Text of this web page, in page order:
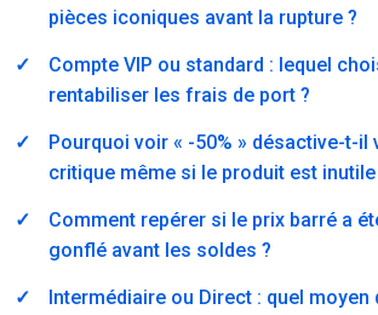
pièces iconiques avant la rupture ?
Compte VIP ou standard : lequel
rentabiliser les frais de port ?
Pourquoi voir « -50% » désactive-t-il
critique même si le produit est inutile
Comment repérer si le prix barré a
gonflé avant les soldes ?
Intermédiaire ou Direct : quel moyen